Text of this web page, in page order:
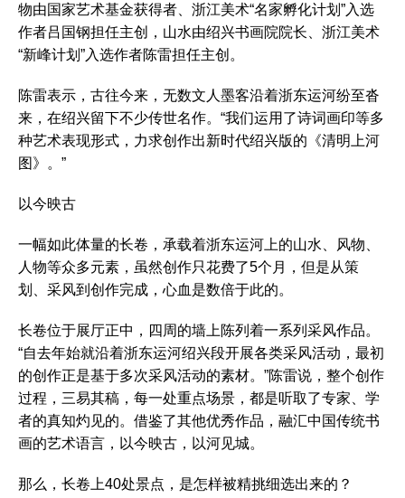
物由国家艺术基金获得者、浙江美术“名家孵化计划”入选
作者吕国钢担任主创，山水由绍兴书画院院长、浙江美术
“新峰计划”入选作者陈雷担任主创。
陈雷表示，古往今来，无数文人墨客沿着浙东运河纷至沓
来，在绍兴留下不少传世名作。“我们运用了诗词画印等多
种艺术表现形式，力求创作出新时代绍兴版的《清明上河
图》。”
以今映古
一幅如此体量的长卷，承载着浙东运河上的山水、风物、
人物等众多元素，虽然创作只花费了5个月，但是从策
划、采风到创作完成，心血是数倍于此的。
长卷位于展厅正中，四周的墙上陈列着一系列采风作品。
“自去年始就沿着浙东运河绍兴段开展各类采风活动，最初
的创作正是基于多次采风活动的素材。”陈雷说，整个创作
过程，三易其稿，每一处重点场景，都是听取了专家、学
者的真知灼见的。借鉴了其他优秀作品，融汇中国传统书
画的艺术语言，以今映古，以河见城。
那么，长卷上40处景点，是怎样被精挑细选出来的？